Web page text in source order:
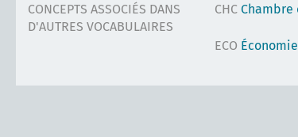
CONCEPTS ASSOCIÉS DANS
D'AUTRES VOCABULAIRES
CHC Chambre
ECO Économie